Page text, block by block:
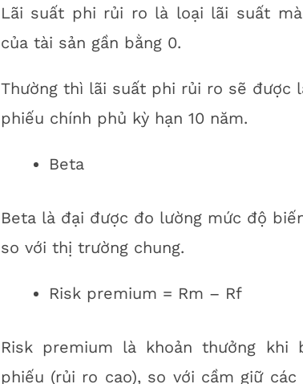
Lãi suất phi rủi ro là loại lãi suất
của tài sản gần bằng 0.
Thường thì lãi suất phi rủi ro sẽ được
phiếu chính phủ kỳ hạn 10 năm.
Beta
Beta là đại được đo lường mức độ
so với thị trường chung.
Risk premium = Rm – Rf
Risk premium là khoản thưởng khi
phiếu (rủi ro cao), so với cầm giữ